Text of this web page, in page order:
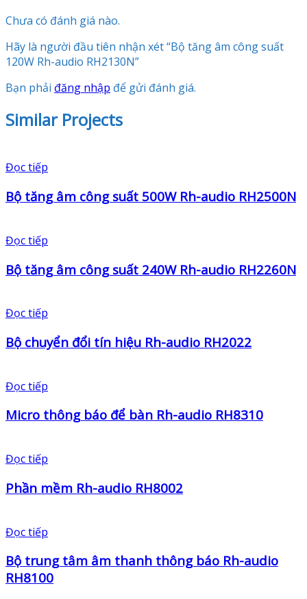
Chưa có đánh giá nào.
Hãy là người đầu tiên nhận xét “Bộ tăng âm công suất
120W Rh-audio RH2130N”
Bạn phải đăng nhập để gửi đánh giá.
Similar Projects
Đọc tiếp
Bộ tăng âm công suất 500W Rh-audio RH2500N
Đọc tiếp
Bộ tăng âm công suất 240W Rh-audio RH2260N
Đọc tiếp
Bộ chuyển đổi tín hiệu Rh-audio RH2022
Đọc tiếp
Micro thông báo để bàn Rh-audio RH8310
Đọc tiếp
Phần mềm Rh-audio RH8002
Đọc tiếp
Bộ trung tâm âm thanh thông báo Rh-audio
RH8100